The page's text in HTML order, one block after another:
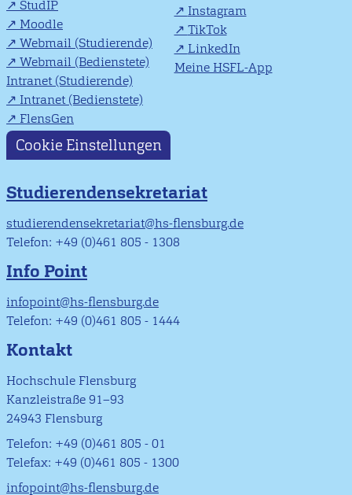
StudIP
Moodle
Webmail (Studierende)
Webmail (Bedienstete)
Intranet (Studierende)
Intranet (Bedienstete)
FlensGen
Instagram
TikTok
LinkedIn
Meine HSFL-App
Cookie Einstellungen
Studierendensekretariat
studierendensekretariat@hs-flensburg.de
Telefon: +49 (0)461 805 - 1308
Info Point
infopoint@hs-flensburg.de
Telefon: +49 (0)461 805 - 1444
Kontakt
Hochschule Flensburg
Kanzleistraße 91–93
24943 Flensburg
Telefon: +49 (0)461 805 - 01
Telefax: +49 (0)461 805 - 1300
infopoint@hs-flensburg.de